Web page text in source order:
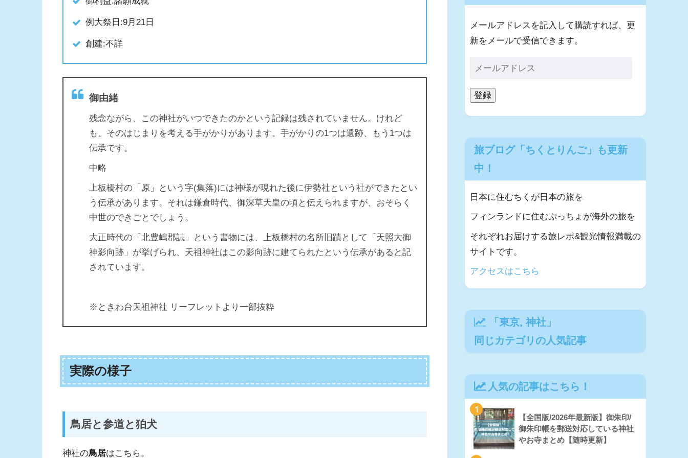
例大祭日:9月21日
創建:不詳
御由緒
残念ながら、この神社がいつできたのかという記録は残されていません。けれど
も、そのはじまりを考える手がかりがあります。手がかりの1つは遺跡、もう1つは
伝承です。
中略
上板橋村の「原」という字(集落)には神様が現れた後に伊勢社という社ができたとい
う伝承があります。それは鎌倉時代、御深草天皇の頃と伝えられますが、おそらく
中世のできごとでしょう。
大正時代の「北豊嶋郡誌」という書物には、上板橋村の名所旧蹟として「天照大御
神影向跡」が挙げられ、天祖神社はこの影向跡に建てられたという伝承があると記
されています。
※ときわ台天祖神社 リーフレットより一部抜粋
実際の様子
鳥居と参道と狛犬
神社の鳥居はこちら。
メールアドレスを記入して購読すれば、更
新をメールで受信できます。
登録
旅ブログ「ちくとりんご」も更新
中！
日本に住むちくが日本の旅を
フィンランドに住むぷっちょが海外の旅を
それぞれお届けする旅レポ&観光情報満載の
サイトです。
アクセスはこちら
「東京, 神社 」
同じカテゴリの人気記事
人気の記事はこちら！
1
【全国版/2026年最新版】御朱印/
御朱印帳を郵送対応している神社
やお寺まとめ【随時更新】